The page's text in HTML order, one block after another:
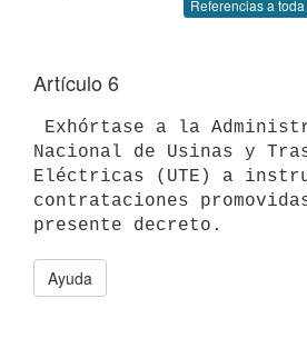
Referencias a
Artículo 6
Nacional de Usinas y
Eléctricas (UTE) a
contrataciones
Ayuda